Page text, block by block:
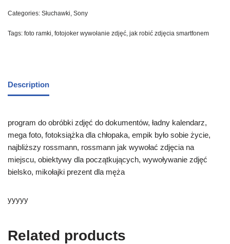
Categories: Słuchawki, Sony
Tags: foto ramki, fotojoker wywołanie zdjęć, jak robić zdjęcia smartfonem
Description
program do obróbki zdjęć do dokumentów, ładny kalendarz,
mega foto, fotoksiążka dla chłopaka, empik było sobie życie,
najbliższy rossmann, rossmann jak wywołać zdjęcia na
miejscu, obiektywy dla początkujących, wywoływanie zdjęć
bielsko, mikołajki prezent dla męża
yyyyy
Related products